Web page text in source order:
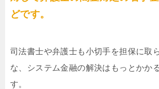
どです。
司法書士や弁護士も小切手を担保に取
な、システム金融の解決はもっとかか
す。